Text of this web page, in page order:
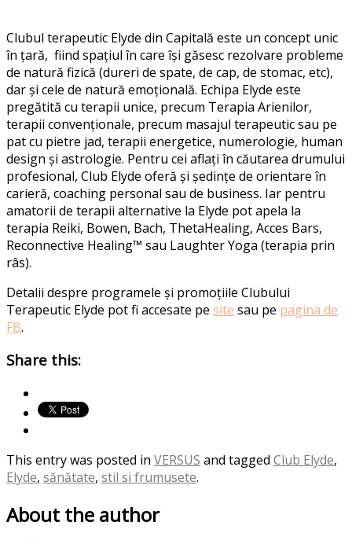
Clubul terapeutic Elyde din Capitală este un concept unic
în țară, fiind spațiul în care își găsesc rezolvare probleme
de natură fizică (dureri de spate, de cap, de stomac, etc),
dar și cele de natură emoțională. Echipa Elyde este
pregătită cu terapii unice, precum Terapia Arienilor,
terapii convenționale, precum masajul terapeutic sau pe
pat cu pietre jad, terapii energetice, numerologie, human
design și astrologie. Pentru cei aflați în căutarea drumului
profesional, Club Elyde oferă și ședințe de orientare în
carieră, coaching personal sau de business. Iar pentru
amatorii de terapii alternative la Elyde pot apela la
terapia Reiki, Bowen, Bach, ThetaHealing, Acces Bars,
Reconnective Healing™ sau Laughter Yoga (terapia prin
râs).
Detalii despre programele și promoțiile Clubului
Terapeutic Elyde pot fi accesate pe site sau pe pagina de
FB.
Share this:
This entry was posted in VERSUS and tagged Club Elyde,
Elyde, sănătate, stil si frumusete.
About the author